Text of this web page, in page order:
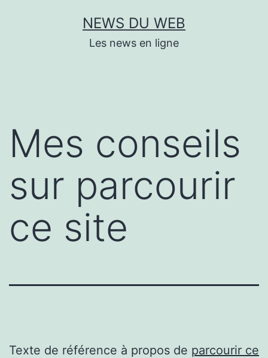
NEWS DU WEB
Les news en ligne
Mes conseils
sur parcourir
ce site
Texte de référence à propos de parcourir ce